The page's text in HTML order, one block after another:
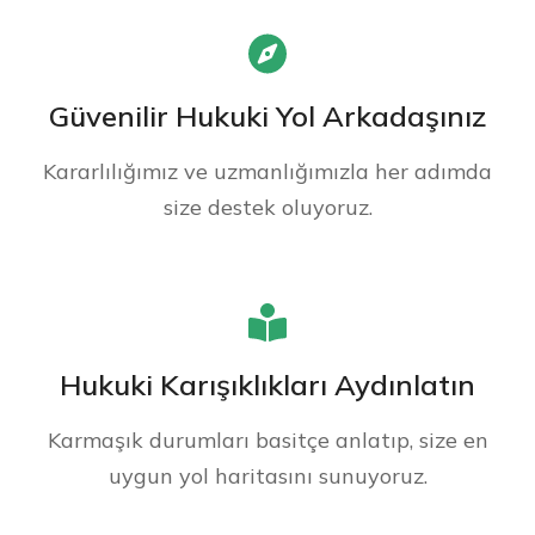
Güvenilir Hukuki Yol Arkadaşınız
Kararlılığımız ve uzmanlığımızla her adımda
size destek oluyoruz.
Hukuki Karışıklıkları Aydınlatın
Karmaşık durumları basitçe anlatıp, size en
uygun yol haritasını sunuyoruz.